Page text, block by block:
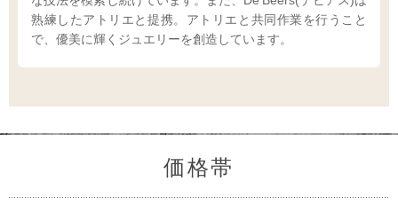
熟練したアトリエと提携。アトリエと共同作業を行うこと
で、優美に輝くジュエリーを創造しています。
価格帯